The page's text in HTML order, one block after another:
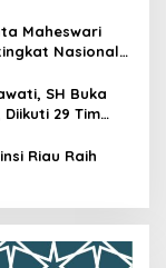
Maheswari
Nasional
SH Buka
29 Tim
Riau Raih